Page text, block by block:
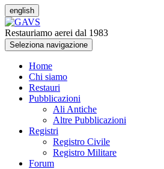
english
Restauriamo aerei dal 1983
Seleziona navigazione
Home
Chi siamo
Restauri
Pubblicazioni
Ali Antiche
Altre Pubblicazioni
Registri
Registro Civile
Registro Militare
Forum